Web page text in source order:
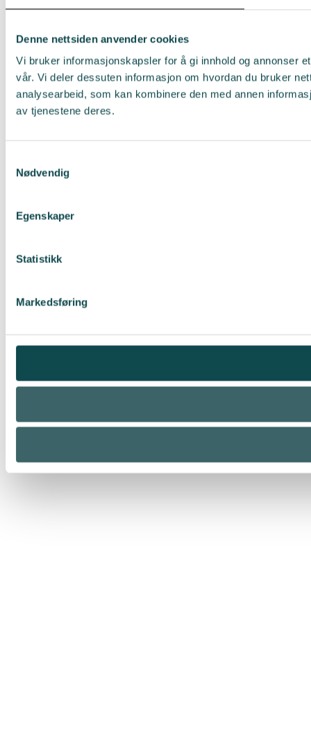
Denne nettsiden anvender cookies
Vi bruker informasjonskapsler for å gi innhold og annonser
vår. Vi deler dessuten informasjon om hvordan du bruker
analysearbeid, som kan kombinere den med annen
av tjenestene deres.
Nødvendig
Egenskaper
Statistikk
Markedsføring